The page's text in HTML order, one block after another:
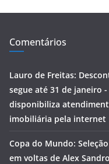
Comentários
Lauro de Freitas:
segue até 31 de janeiro -
disponibiliza
imobiliária pela internet
Copa do Mundo:
em voltas de Alex